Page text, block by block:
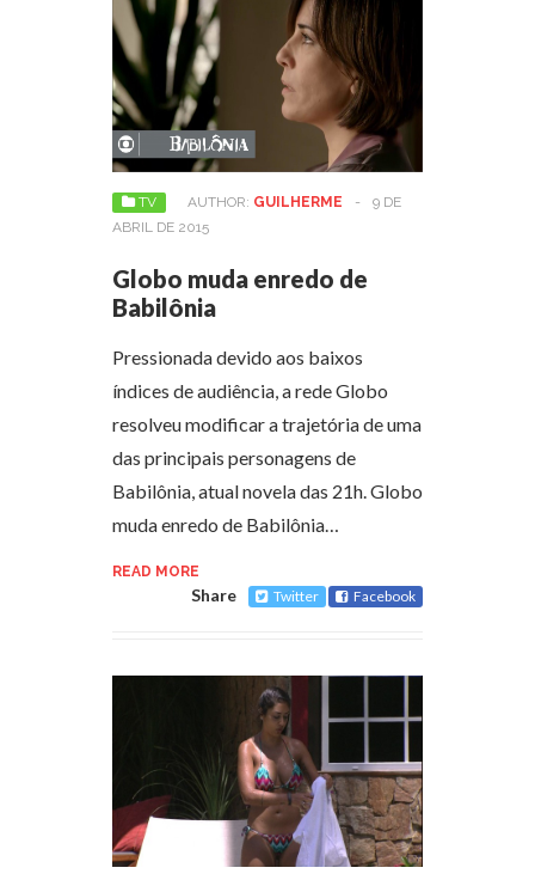
TV AUTHOR: GUILHERME -
9 DE
ABRIL DE 2015
Globo muda enredo de
Babilônia
Pressionada devido aos baixos
índices de audiência, a rede Globo
resolveu modificar a trajetória de uma
das principais personagens de
Babilônia, atual novela das 21h. Globo
muda enredo de Babilônia…
READ MORE
Share Twitter Facebook